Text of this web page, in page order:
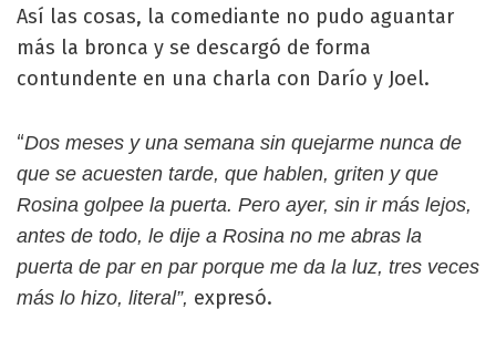
Así las cosas, la comediante no pudo aguantar
más la bronca y se descargó de forma
contundente en una charla con Darío y Joel.
“Dos meses y una semana sin quejarme nunca de
que se acuesten tarde, que hablen, griten y que
Rosina golpee la puerta. Pero ayer, sin ir más lejos,
antes de todo, le dije a Rosina no me abras la
puerta de par en par porque me da la luz, tres veces
más lo hizo, literal”, expresó.